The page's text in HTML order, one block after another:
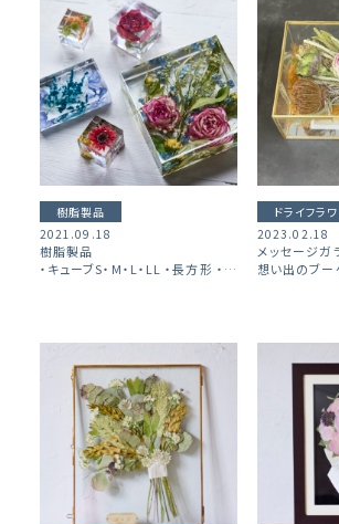
樹脂製品
2021.09.18
樹脂製品
・キューブS・M・L・LL ・長方形 ・スクエア
ドライフラ
2023.02.18
メッセージガ